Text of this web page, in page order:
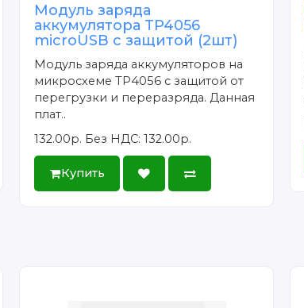
Модуль заряда
аккумулятора TP4056
microUSB с защитой (2шт)
Модуль заряда аккумуляторов на
микросхеме TP4056 с защитой от
перегрузки и переразряда. Данная
плат..
132.00р. Без НДС: 132.00р.
Купить